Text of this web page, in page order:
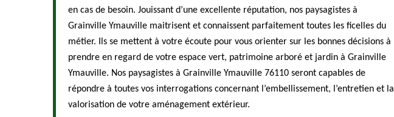
en cas de besoin. Jouissant d’une excellente réputation, nos paysagistes à
Grainville Ymauville maitrisent et connaissent parfaitement toutes les ficelles du
métier. Ils se mettent à votre écoute pour vous orienter sur les bonnes décisions à
prendre en regard de votre espace vert, patrimoine arboré et jardin à Grainville
Ymauville. Nos paysagistes à Grainville Ymauville 76110 seront capables de
répondre à toutes vos interrogations concernant l’embellissement, l’entretien et la
valorisation de votre aménagement extérieur.